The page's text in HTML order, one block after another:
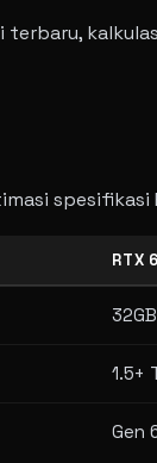
RTX
1.5+
Gen